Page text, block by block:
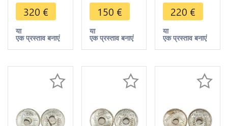
1943
Rotation
Error PCGS
MS65
320 €
या
एक प्रस्ताव बनाएं
1943
Rotation
Error PCGS
MS63
150 €
या
एक प्रस्ताव बनाएं
1943
Rotation
Error PCGS
MS64
220 €
या
एक प्रस्ताव बनाएं